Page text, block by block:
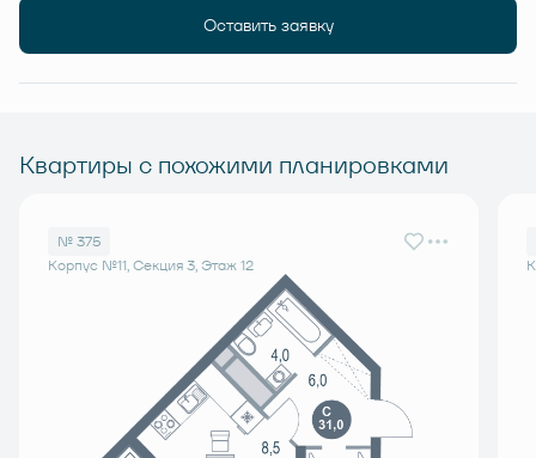
Оставить заявку
Квартиры с похожими планировками
№ 375
Корпус №11, Секция 3, Этаж 12